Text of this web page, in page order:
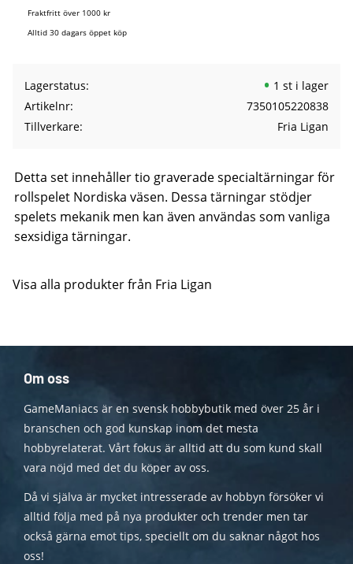
Fraktfritt över 1000 kr
Alltid 30 dagars öppet köp
Lagerstatus
1 st i lager
Artikelnr
7350105220838
Tillverkare
Fria Ligan
Detta set innehåller tio graverade specialtärningar för
rollspelet Nordiska väsen. Dessa tärningar stödjer
spelets mekanik men kan även användas som vanliga
sexsidiga tärningar.
Visa alla produkter från Fria Ligan
Om oss
GameManiacs är en svensk hobbybutik med över 25 år i
branschen och god kunskap inom det mesta
hobbyrelaterat. Vårt fokus är alltid att du som kund skall
vara nöjd med det du köper av oss.
Då vi själva är mycket intresserade av hobbyn försöker vi
alltid följa med på nya produkter och trender men tar
också gärna emot tips, speciellt om du saknar något hos
oss!